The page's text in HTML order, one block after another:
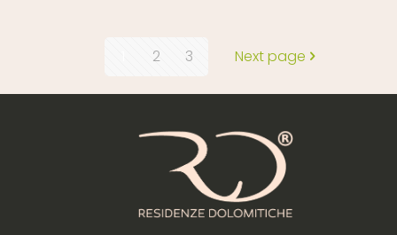
2 3 Next page